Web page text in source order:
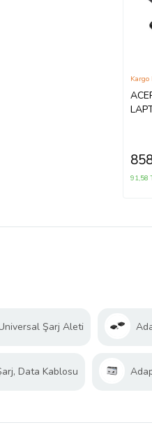
Kargo
91,58
Şarj Aleti
Data Kablosu